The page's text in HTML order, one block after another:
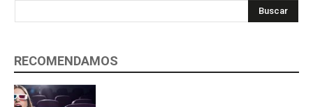
Buscar
RECOMENDAMOS